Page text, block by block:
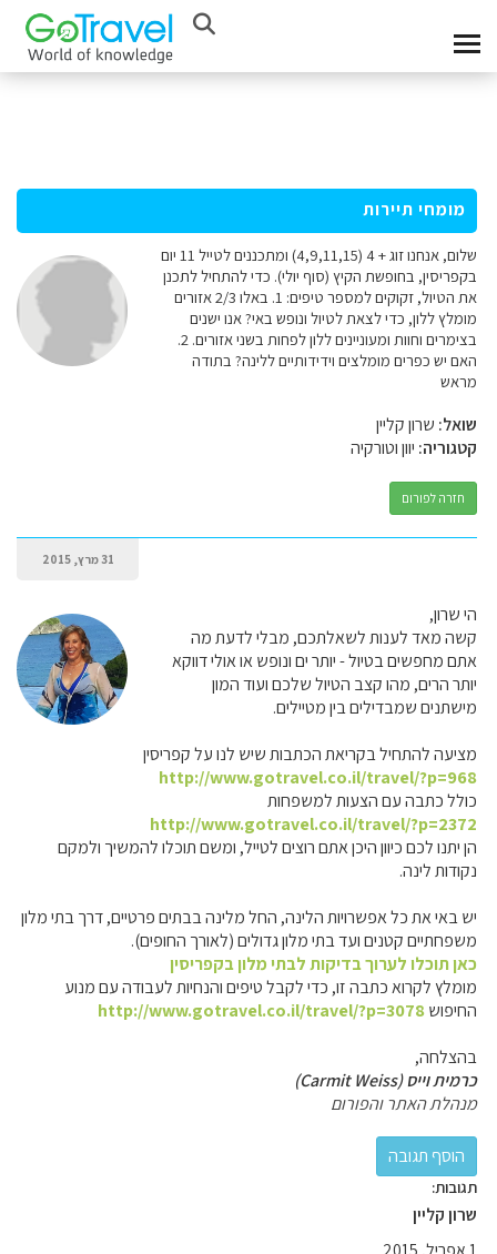
מומחי תיירות
שלום, אנחנו זוג + 4 (4,9,11,15) ומתכננים לטייל 11 יום
בקפריסין, בחופשת הקיץ (סוף יולי). כדי להתחיל לתכנן
את הטיול, זקוקים למספר טיפים: 1. באלו 2/3 אזורים
מומלץ ללון, כדי לצאת לטיול ונופש באי? אנו ישנים
בצימרים וחוות ומעוניינים ללון לפחות בשני אזורים. 2.
האם יש כפרים מומלצים וידידותיים ללינה? בתודה
מראש
שואל: שרון קליין
קטגוריה: יוון וטורקיה
חזרה לפורום
31 מרץ, 2015
הי שרון,
קשה מאד לענות לשאלתכם, מבלי לדעת מה
אתם מחפשים בטיול - יותר ים ונופש או אולי דווקא
יותר הרים, מהו קצב הטיול שלכם ועוד המון
מישתנים שמבדילים בין מטיילים.
מציעה להתחיל בקריאת הכתבות שיש לנו על קפריסין
http://www.gotravel.co.il/travel/?p=968
כולל כתבה עם הצעות למשפחות
http://www.gotravel.co.il/travel/?p=2372
הן יתנו לכם כיוון היכן אתם רוצים לטייל, ומשם תוכלו להמשיך ולמקם
נקודות לינה.
יש באי את כל אפשרויות הלינה, החל מלינה בבתים פרטיים, דרך בתי מלון
משפחתיים קטנים ועד בתי מלון גדולים (לאורך החופים).
כאן תוכלו לערוך בדיקות לבתי מלון בקפריסין
מומלץ לקרוא כתבה זו, כדי לקבל טיפים והנחיות לעבודה עם מנוע
החיפושhttp://www.gotravel.co.il/travel/?p=3078
בהצלחה,
כרמית וייס (Carmit Weiss)
מנהלת האתר והפורום
תגובות:
שרון קליין